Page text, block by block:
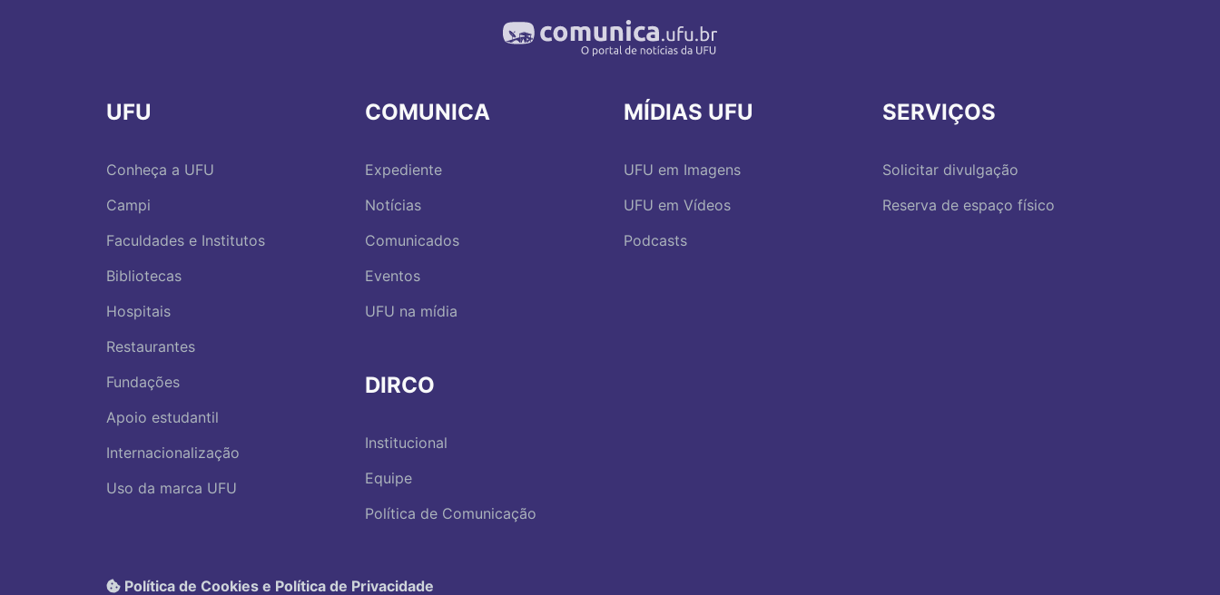
UFU
Conheça a UFU
Campi
Faculdades e Institutos
Bibliotecas
Hospitais
Restaurantes
Fundações
Apoio estudantil
Internacionalização
Uso da marca UFU
COMUNICA
Expediente
Notícias
Comunicados
Eventos
UFU na mídia
DIRCO
Institucional
Equipe
Política de Comunicação
MÍDIAS UFU
UFU em Imagens
UFU em Vídeos
Podcasts
SERVIÇOS
Solicitar divulgação
Reserva de espaço físico
Política de Cookies e Política de Privacidade